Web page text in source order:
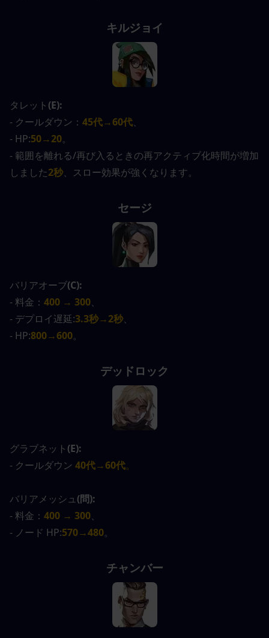
キルジョイ
タレット (E):
- クールダウン： 45代→60代、
- HP:50→20。
- 範囲を離れる/再び入るときの再アクティブ化時間が増加
しました2秒、スロー効果が強くなります。
セージ
バリアオーブ(C):
- 料金： 400 → 300、
- デプロイ遅延:3.3秒→2秒、
- HP:800→600。
デッドロック
グラブネット (E):
- クールダウン 40代→60代。
バリアメッシュ(問):
- 料金： 400 → 300、
- ノード HP:570→480。
チャンバー